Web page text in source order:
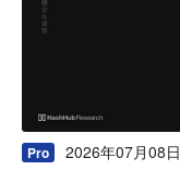
Pro
2026年07月08日